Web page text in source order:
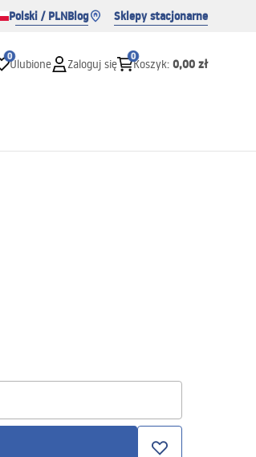
Polski / PLNBlog Sklepy stacjonarne
0
Ulubione Zaloguj się
0
Koszyk: 0,00 zł